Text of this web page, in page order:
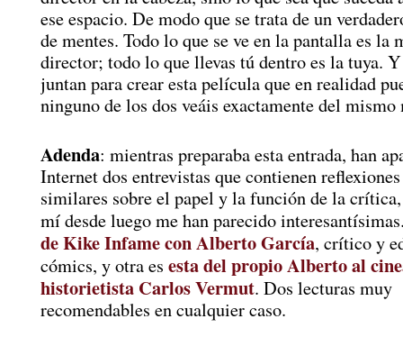
ese espacio. De modo que se trata de un
de mentes. Todo lo que se ve en la pantalla es la
director; todo lo que llevas tú dentro es la tuya. Y
juntan para crear esta película que en realidad
ninguno de los dos veáis exactamente del mismo
Adenda: mientras preparaba esta entrada, han
Internet dos entrevistas que contienen
similares sobre el papel y la función de la
mí desde luego me han parecido
de Kike Infame con Alberto García, crítico y
cómics, y otra es esta del propio Alberto al
historietista Carlos Vermut. Dos lecturas muy
recomendables en cualquier caso.